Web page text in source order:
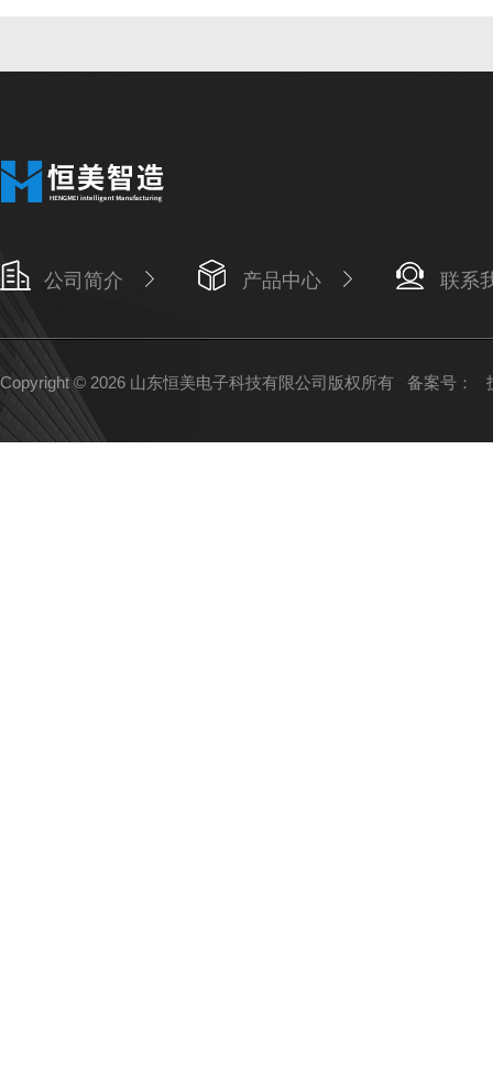
公司简介 产品中心 联系
Copyright © 2026 山东恒美电子科技有限公司版权所有 备案号：